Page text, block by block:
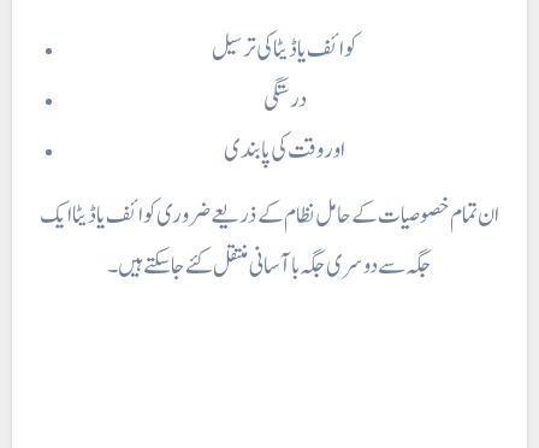
کوائف یا ڈیٹا کی ترسیل
درستگی
اور وقت کی پابندی
ان تمام خصوصیات کے حامل نظام کے ذریعے ضروری کوائف یا ڈیٹا ایک
جگہ سے دوسری جگہ با آسانی منتقل کئے جاسکتے ہیں۔